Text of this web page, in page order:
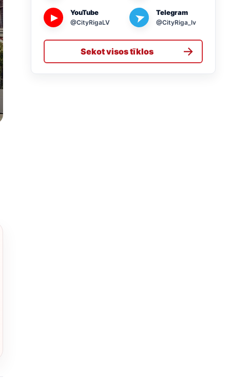
▶
YouTube
@CityRigaLV ➤ Telegram
@CityRiga_lv
Sekot visos tīklos →